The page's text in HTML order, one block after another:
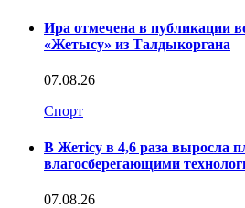
Ира отмечена в публикации
«Жетысу» из Талдыкоргана
07.08.26
Спорт
В Жетісу в 4,6 раза выросла
влагосберегающими
07.08.26